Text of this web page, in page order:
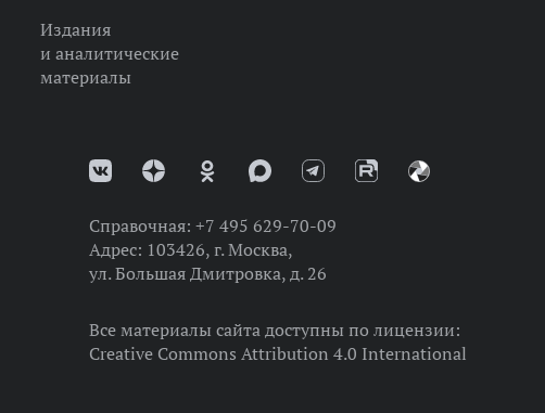
Издания
и аналитические
материалы
Справочная: +7 495 629-70-09
Адрес: 103426, г. Москва,
ул. Большая Дмитровка, д. 26
Все материалы сайта доступны по лицензии:
Creative Commons Attribution 4.0 International